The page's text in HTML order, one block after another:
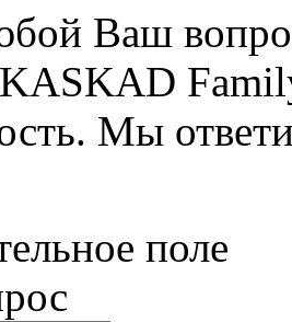
Ваш
Мы
поле